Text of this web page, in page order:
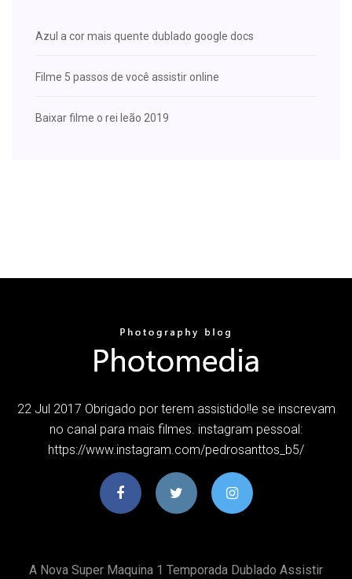
Azul a cor mais quente dublado google docs
Filme 5 passos de você assistir online
Baixar filme o rei leão 2019
22 Jul 2017 Obrigado por terem assistido!!e se inscrevam
no canal para mais filmes. instagram pessoal:
https://www.instagram.com/pedrosanttos_b5/
A Nova Super Maquina 1 Temporada Dublado Assistir